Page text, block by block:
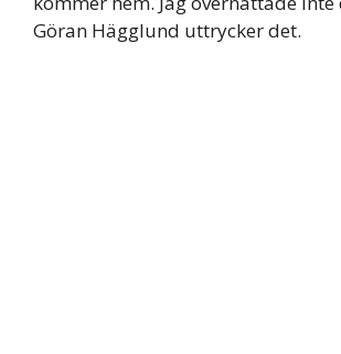
Göran Hägglund uttrycker det.